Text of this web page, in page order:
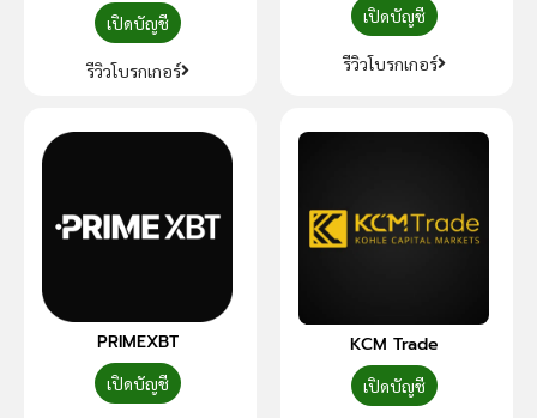
เปิดบัญชี
รีวิวโบรกเกอร์
เปิดบัญชี
รีวิวโบรกเกอร์
PRIMEXBT
เปิดบัญชี
KCM Trade
เปิดบัญชี